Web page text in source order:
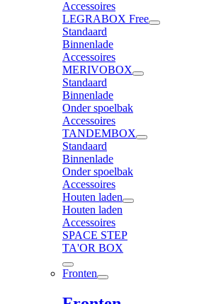
Accessoires
LEGRABOX Free
Standaard
Binnenlade
Accessoires
MERIVOBOX
Standaard
Binnenlade
Onder spoelbak
Accessoires
TANDEMBOX
Standaard
Binnenlade
Onder spoelbak
Accessoires
Houten laden
Houten laden
Accessoires
SPACE STEP
TA'OR BOX
Fronten